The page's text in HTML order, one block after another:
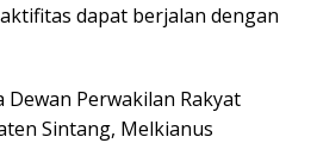
dapat berjalan dengan
Perwakilan Rakyat
Sintang, Melkianus